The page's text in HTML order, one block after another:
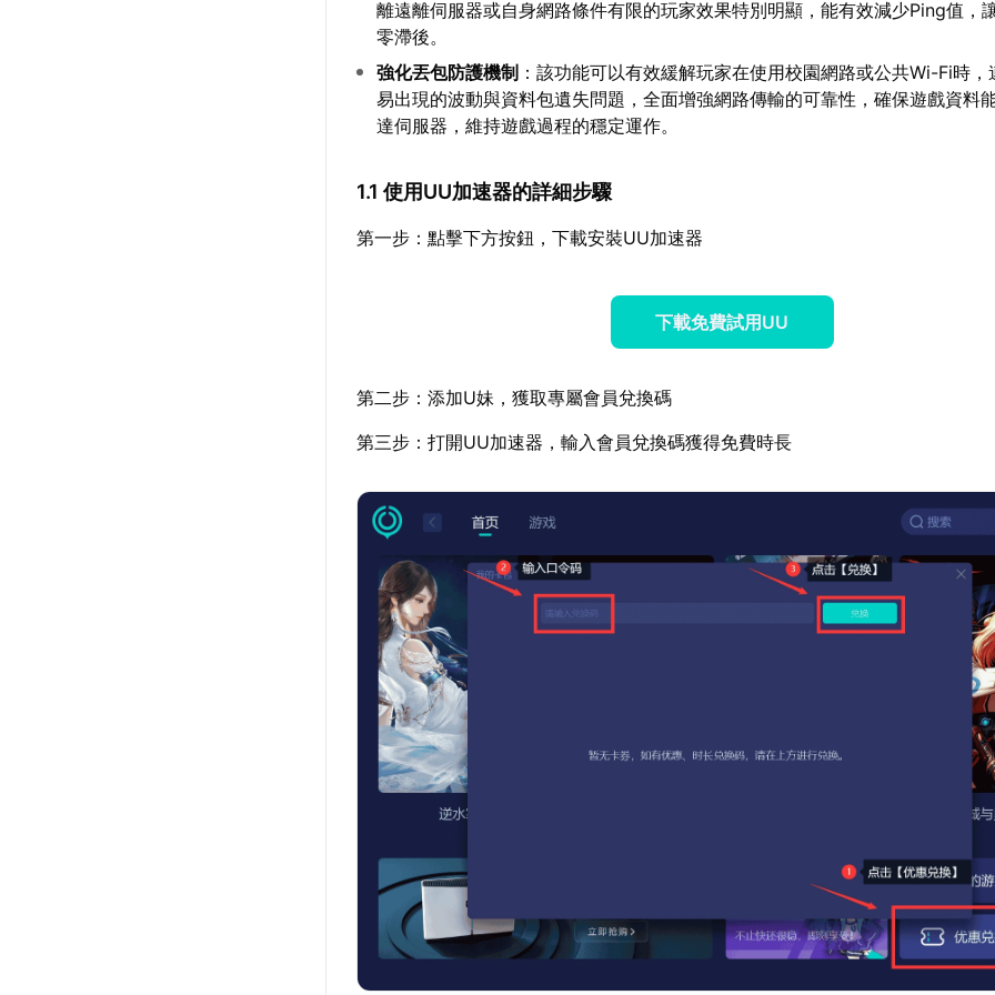
離遠離伺服器或自身網路條件有限的玩家效果特別明顯，能有效減少Ping值，
零滯後。
強化丟包防護機制 ：該功能可以有效緩解玩家在使用校園網路或公共Wi-Fi時
易出現的波動與資料包遺失問題，全面增強網路傳輸的可靠性，確保遊戲資料
達伺服器，維持遊戲過程的穩定運作。
1.1 使用UU加速器的詳細步驟
第一步：點擊下方按鈕，下載安裝UU加速器
下載免費試用UU
第二步：添加U妹，獲取專屬會員兌換碼
第三步：打開UU加速器，輸入會員兌換碼獲得免費時長